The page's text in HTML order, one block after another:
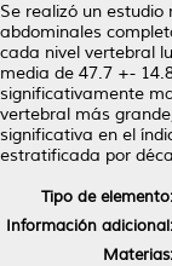
Se realizó un
abdominales
cada nivel vertebral
media de 47.7 +-
significativamente
vertebral más
significativa en el
estratificada por
Tipo de elemento:
Información adicional:
Materias: